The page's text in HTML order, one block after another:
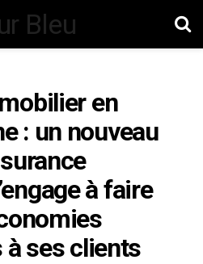
Bleu
en
: un nouveau
à faire
ses clients